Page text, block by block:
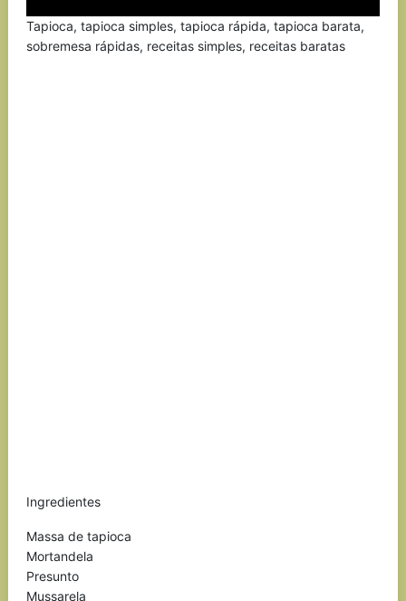
Tapioca, tapioca simples, tapioca rápida, tapioca barata,
sobremesa rápidas, receitas simples, receitas baratas
Ingredientes
Massa de tapioca
Mortandela
Presunto
Mussarela